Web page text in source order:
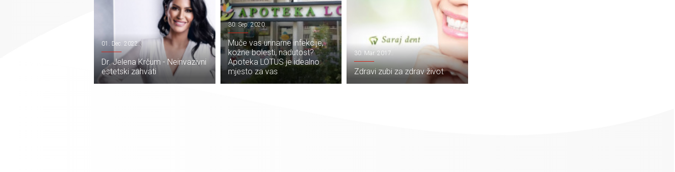
01. Dec. 2022.
Dr. Jelena Krčum - Neinvazivni
estetski zahvati
30. Sep. 2020.
Muče vas urinarne infekcije,
kožne bolesti, nadutost?
Apoteka LOTUS je idealno
mjesto za vas
30. Mar. 2017.
Zdravi zubi za zdrav život